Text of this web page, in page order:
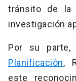
tránsito de la
investigación
Por su parte,
Planificación,
este